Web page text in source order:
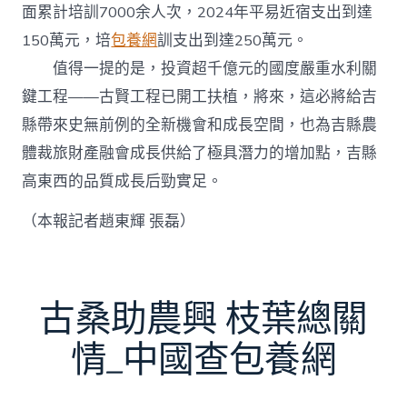
面累計培訓7000余人次，2024年平易近宿支出到達
150萬元，培包養網訓支出到達250萬元。
值得一提的是，投資超千億元的國度嚴重水利關
鍵工程——古賢工程已開工扶植，將來，這必將給吉
縣帶來史無前例的全新機會和成長空間，也為吉縣農
體裁旅財產融會成長供給了極具潛力的增加點，吉縣
高東西的品質成長后勁實足。
（本報記者趙東輝 張磊）
古桑助農興 枝葉總關
情_中國查包養網